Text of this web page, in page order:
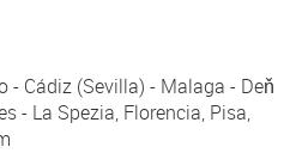
- Cádiz (Sevilla) - Malaga - Deň
- La Spezia, Florencia, Pisa,